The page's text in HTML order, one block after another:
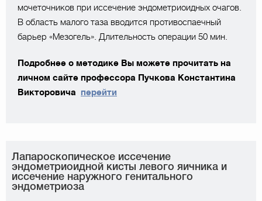
мочеточников при иссечение эндометриоидных очагов.
В область малого таза вводится противоспаечный
барьер «Мезогель». Длительность операции 50 мин.
Подробнее о методике Вы можете прочитать на
личном сайте профессора Пучкова Константина
Викторовича перейти
Лапароскопическое иссечение
эндометриоидной кисты левого яичника и
иссечение наружного генитального
эндометриоза